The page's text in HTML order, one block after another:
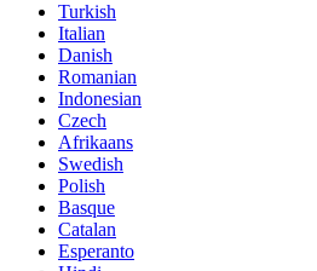
Turkish
Italian
Danish
Romanian
Indonesian
Czech
Afrikaans
Swedish
Polish
Basque
Catalan
Esperanto